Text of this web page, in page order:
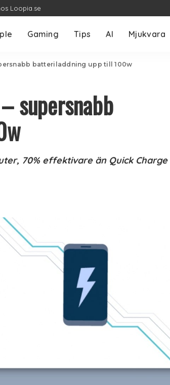
Loopia.se
Gaming Tips AI Mjukvara
batteriladdning upp till 100w
supersnabb
70% effektivare än Quick Charge